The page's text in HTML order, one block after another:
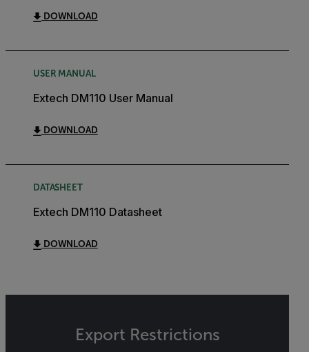
DOWNLOAD
USER MANUAL
Extech DM110 User Manual
DOWNLOAD
DATASHEET
Extech DM110 Datasheet
DOWNLOAD
Export Restrictions